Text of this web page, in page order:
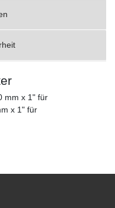
mm x 1" für
x 1" für